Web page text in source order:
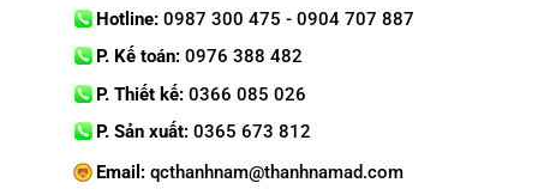
Hotline:0987 300 475 - 0904 707 887
P. Kế toán:0976 388 482
P. Thiết kế:0366 085 026
P. Sản xuất:0365 673 812
Email:qcthanhnam@thanhnamad.com